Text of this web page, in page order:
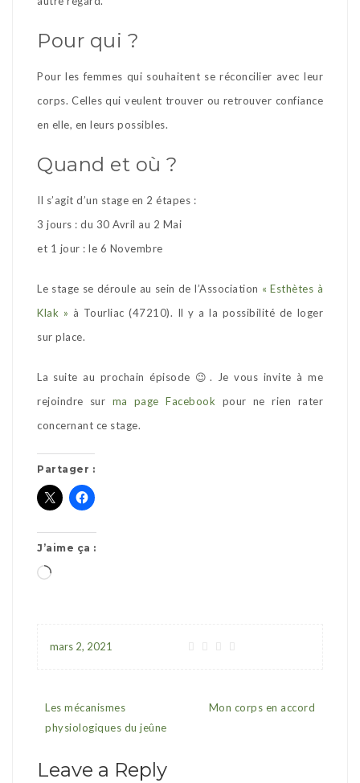
Pour qui ?
Pour les femmes qui souhaitent se réconcilier avec leur
corps. Celles qui veulent trouver ou retrouver confiance
en elle, en leurs possibles.
Quand et où ?
Il s’agit d’un stage en 2 étapes :
3 jours : du 30 Avril au 2 Mai
et 1 jour : le 6 Novembre
Le stage se déroule au sein de l’Association « Esthètes à
Klak » à Tourliac (47210). Il y a la possibilité de loger
sur place.
La suite au prochain épisode 😉. Je vous invite à me
rejoindre sur ma page Facebook pour ne rien rater
concernant ce stage.
Partager :
J’aime ça :
mars 2, 2021
Les mécanismes
physiologiques du jeûne
Mon corps en accord
Leave a Reply